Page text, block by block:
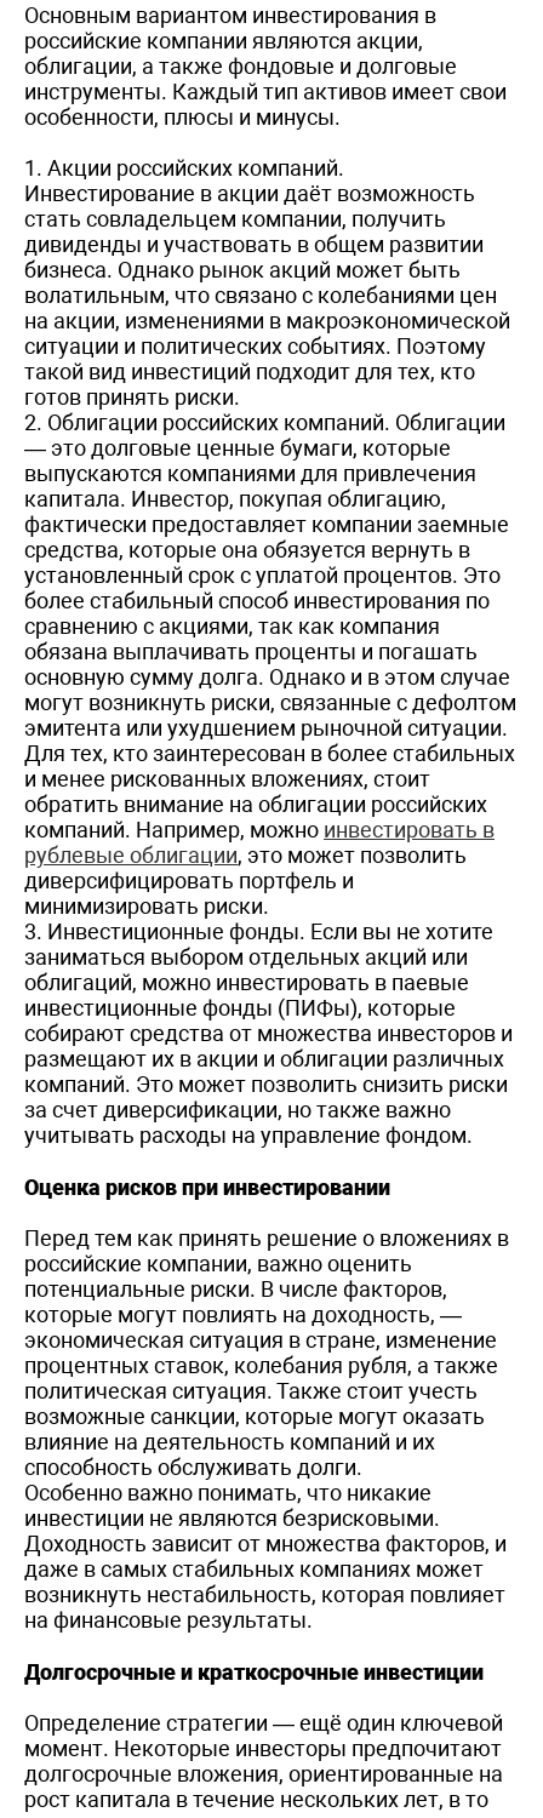
Основным вариантом инвестирования в
российские компании являются акции,
облигации, а также фондовые и долговые
инструменты. Каждый тип активов имеет свои
особенности, плюсы и минусы.
1. Акции российских компаний.
Инвестирование в акции даёт возможность
стать совладельцем компании, получить
дивиденды и участвовать в общем развитии
бизнеса. Однако рынок акций может быть
волатильным, что связано с колебаниями цен
на акции, изменениями в макроэкономической
ситуации и политических событиях. Поэтому
такой вид инвестиций подходит для тех, кто
готов принять риски.
2. Облигации российских компаний. Облигации
— это долговые ценные бумаги, которые
выпускаются компаниями для привлечения
капитала. Инвестор, покупая облигацию,
фактически предоставляет компании заемные
средства, которые она обязуется вернуть в
установленный срок с уплатой процентов. Это
более стабильный способ инвестирования по
сравнению с акциями, так как компания
обязана выплачивать проценты и погашать
основную сумму долга. Однако и в этом случае
могут возникнуть риски, связанные с дефолтом
эмитента или ухудшением рыночной ситуации.
Для тех, кто заинтересован в более стабильных
и менее рискованных вложениях, стоит
обратить внимание на облигации российских
компаний. Например, можно инвестировать в
рублевые облигации, это может позволить
диверсифицировать портфель и
минимизировать риски.
3. Инвестиционные фонды. Если вы не хотите
заниматься выбором отдельных акций или
облигаций, можно инвестировать в паевые
инвестиционные фонды (ПИФы), которые
собирают средства от множества инвесторов и
размещают их в акции и облигации различных
компаний. Это может позволить снизить риски
за счет диверсификации, но также важно
учитывать расходы на управление фондом.
Оценка рисков при инвестировании
Перед тем как принять решение о вложениях в
российские компании, важно оценить
потенциальные риски. В числе факторов,
которые могут повлиять на доходность, —
экономическая ситуация в стране, изменение
процентных ставок, колебания рубля, а также
политическая ситуация. Также стоит учесть
возможные санкции, которые могут оказать
влияние на деятельность компаний и их
способность обслуживать долги.
Особенно важно понимать, что никакие
инвестиции не являются безрисковыми.
Доходность зависит от множества факторов, и
даже в самых стабильных компаниях может
возникнуть нестабильность, которая повлияет
на финансовые результаты.
Долгосрочные и краткосрочные инвестиции
Определение стратегии — ещё один ключевой
момент. Некоторые инвесторы предпочитают
долгосрочные вложения, ориентированные на
рост капитала в течение нескольких лет, в то